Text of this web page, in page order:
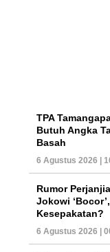
TPA
Butuh Angka
Basah
6 Agustus 2026 |
Rumor
Jokowi
Kesepakatan?
6 Agustus 2026 |